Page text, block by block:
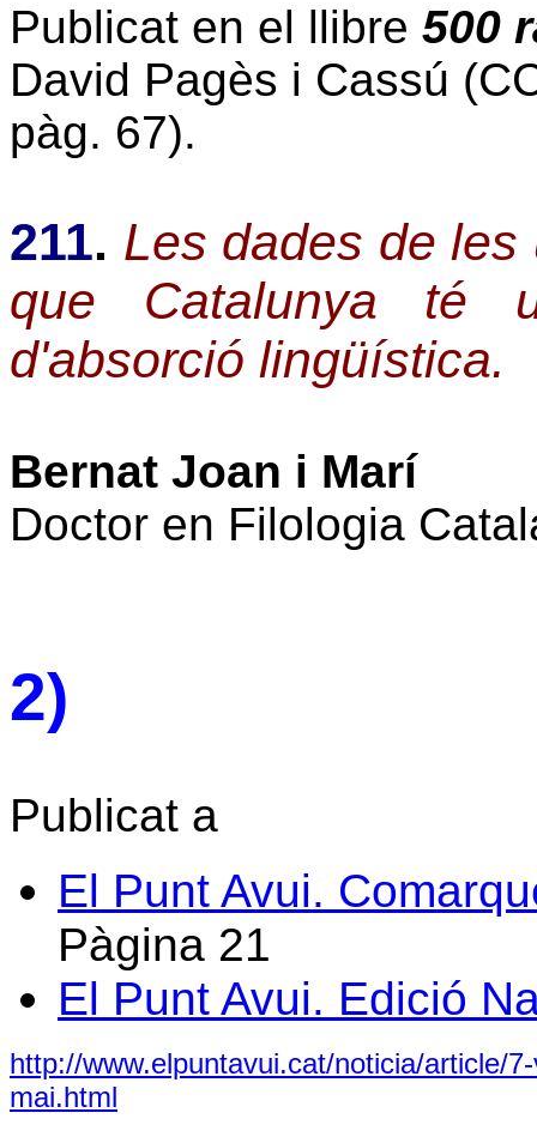
Publicat en el llibre 500
David Pagès i Cassú
pàg. 67).
211. Les dades de
que Catalunya té
d'absorció lingüística.
Bernat Joan i Marí
Doctor en Filologia
2)
Publicat a
El Punt Avui.
Pàgina 21
El Punt Avui. Edició
http://www.elpuntavui.cat/noticia/article/
mai.html